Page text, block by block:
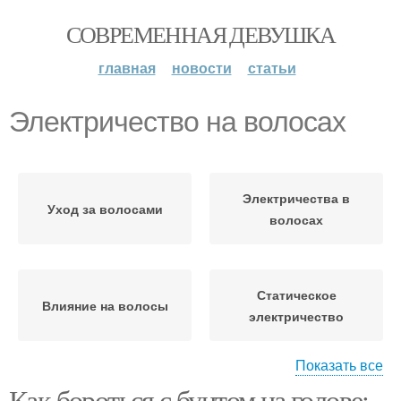
СОВРЕМЕННАЯ ДЕВУШКА
главная новости статьи
Электричество на волосах
Уход за волосами
Электричества в
волосах
Влияние на волосы
Статическое
электричество
Показать все